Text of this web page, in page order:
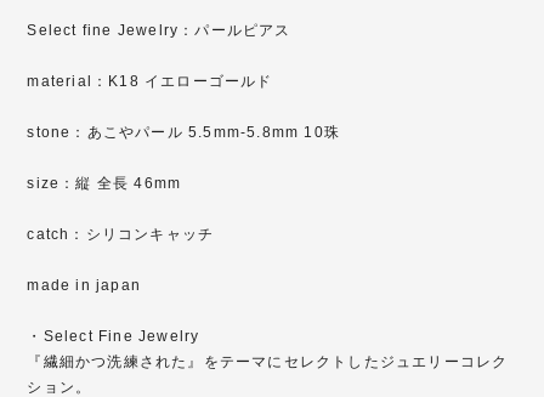
Select fine Jewelry：パールピアス
material：K18 イエローゴールド
stone：あこやパール 5.5mm-5.8mm 10珠
size：縦 全長 46mm
catch：シリコンキャッチ
made in japan
・Select Fine Jewelry
『繊細かつ洗練された』をテーマにセレクトしたジュエリーコレク
ション。